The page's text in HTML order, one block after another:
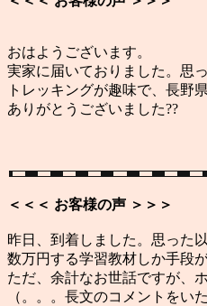
おはようございます。
実家に届いておりました。思
トレッキングが趣味で、長野
ありがとうございました??
＜＜＜ お客様の声 ＞＞＞
昨日、到着しました。思った
数万円する学習教材しか手段
ただ、余計なお世話ですが、
（。。。長文のコメントをい